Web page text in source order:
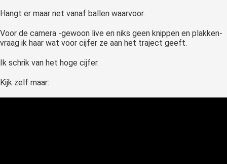
Hangt er maar net vanaf ballen waarvoor.
Voor de camera -gewoon live en niks geen knippen en plakken-
vraag ik haar wat voor cijfer ze aan het traject geeft.
Ik schrik van het hoge cijfer.
Kijk zelf maar: